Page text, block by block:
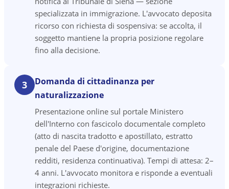
specializzata in immigrazione. L'avvocato deposita
ricorso con richiesta di sospensiva: se accolta, il
soggetto mantiene la propria posizione regolare
fino alla decisione.
3
Domanda di cittadinanza per
naturalizzazione
Presentazione online sul portale Ministero
dell'Interno con fascicolo documentale completo
(atto di nascita tradotto e apostillato, estratto
penale del Paese d'origine, documentazione
redditi, residenza continuativa). Tempi di attesa: 2–
4 anni. L'avvocato monitora e risponde a eventuali
integrazioni richieste.